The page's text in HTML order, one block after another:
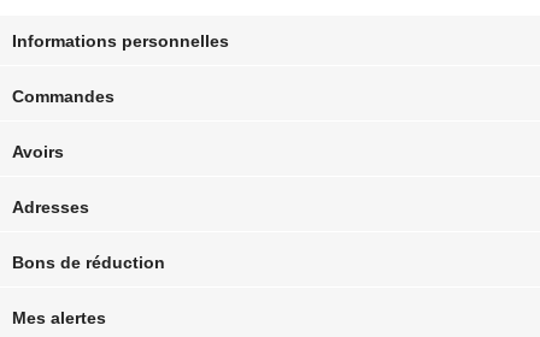
Informations personnelles
Commandes
Avoirs
Adresses
Bons de réduction
Mes alertes